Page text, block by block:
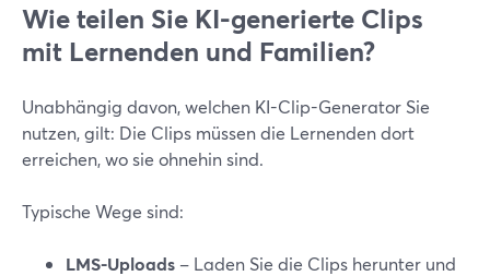
Wie teilen Sie KI-generierte Clips
mit Lernenden und Familien?
Unabhängig davon, welchen KI-Clip-Generator Sie
nutzen, gilt: Die Clips müssen die Lernenden dort
erreichen, wo sie ohnehin sind.
Typische Wege sind:
LMS-Uploads – Laden Sie die Clips herunter und